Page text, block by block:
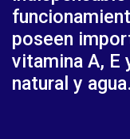
poseen
vitamina A, E
natural y agua.